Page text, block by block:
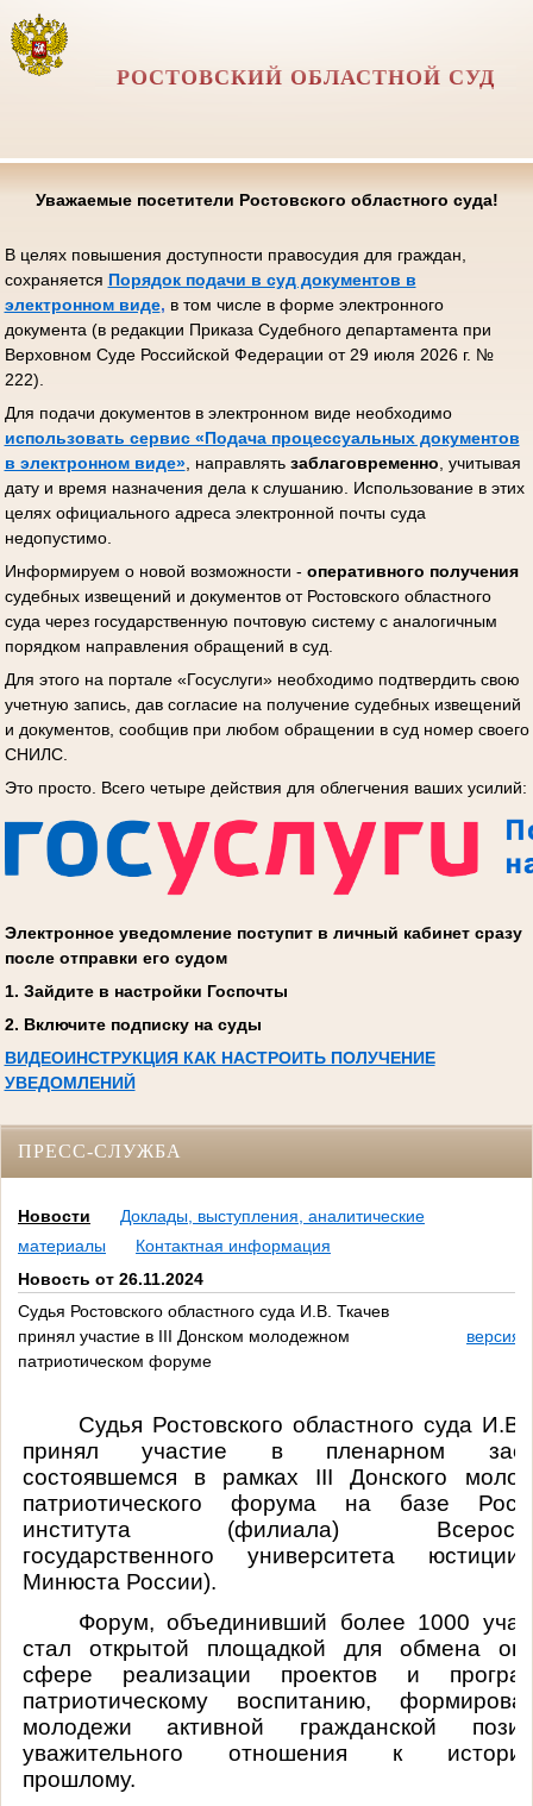
РОСТОВСКИЙ ОБЛАСТНОЙ СУД
Уважаемые посетители Ростовского областного суда!
В целях повышения доступности правосудия для граждан,
сохраняется Порядок подачи в суд документов в
электронном виде, в том числе в форме электронного
документа (в редакции Приказа Судебного департамента при
Верховном Суде Российской Федерации от 29 июля 2026 г. №
222).
Для подачи документов в электронном виде необходимо
использовать сервис «Подача процессуальных документов
в электронном виде», направлять заблаговременно , учитывая
дату и время назначения дела к слушанию. Использование в этих
целях официального адреса электронной почты суда
недопустимо.
Информируем о новой возможности - оперативного получения
судебных извещений и документов от Ростовского областного
суда через государственную почтовую систему с аналогичным
порядком направления обращений в суд.
Для этого на портале «Госуслуги» необходимо подтвердить свою
учетную запись, дав согласие на получение судебных извещений
и документов, сообщив при любом обращении в суд номер своего
СНИЛС.
Это просто. Всего четыре действия для облегчения ваших усилий:
Электронное уведомление поступит в личный кабинет сразу
после отправки его судом
1. Зайдите в настройки Госпочты
2. Включите подписку на суды
ВИДЕОИНСТРУКЦИЯ КАК НАСТРОИТЬ ПОЛУЧЕНИЕ
УВЕДОМЛЕНИЙ
ПРЕСС-СЛУЖБА
Новости
Доклады, выступления, аналитические
материалы
Контактная информация
Новость от 26.11.2024
Судья Ростовского областного суда И.В. Ткачев
принял участие в III Донском молодежном
патриотическом форуме
версия
Судья Ростовского областного суда И.В.
принял участие в пленарном
состоявшемся в рамках III Донского
патриотического форума на базе
института (филиала)
государственного университета
Минюста России).
Форум, объединивший более 1000
стал открытой площадкой для обмена
сфере реализации проектов и
патриотическому воспитанию,
молодежи активной гражданской
уважительного отношения к
прошлому.